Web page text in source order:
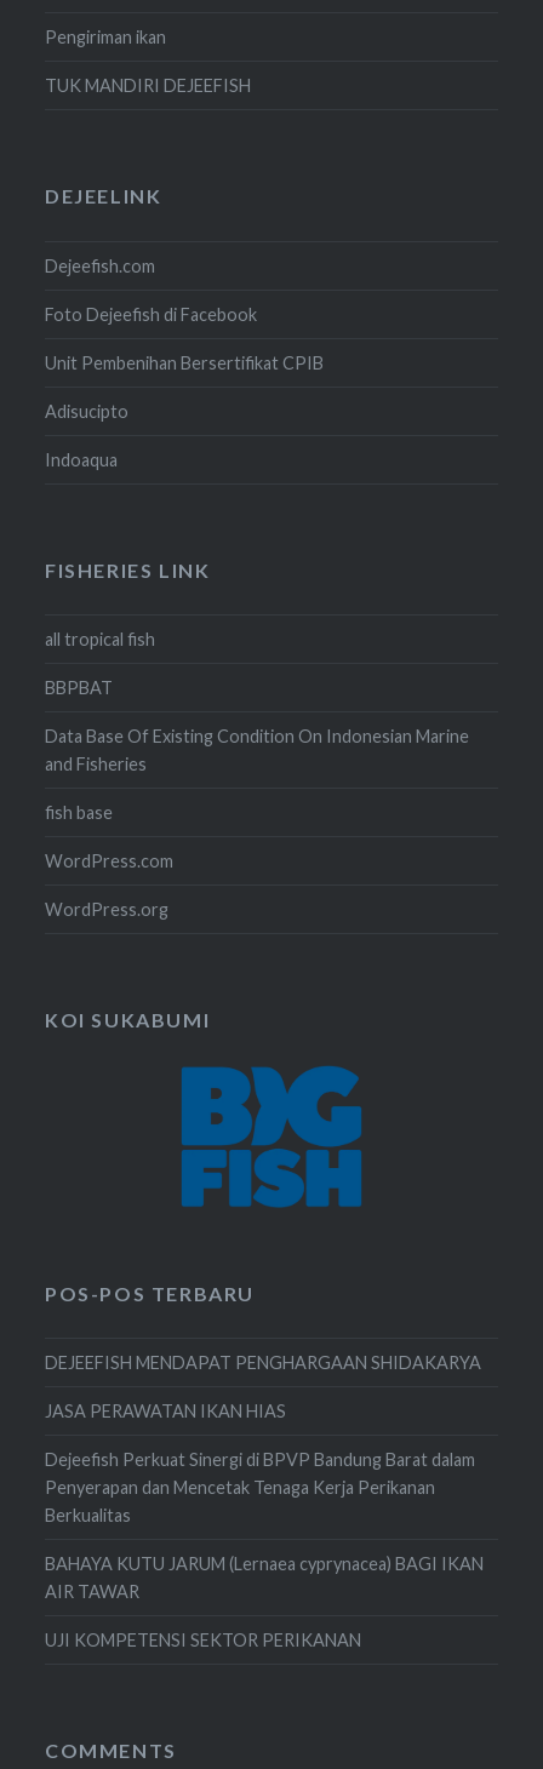
Pengiriman ikan
TUK MANDIRI DEJEEFISH
DEJEELINK
Dejeefish.com
Foto Dejeefish di Facebook
Unit Pembenihan Bersertifikat CPIB
Adisucipto
Indoaqua
FISHERIES LINK
all tropical fish
BBPBAT
Data Base Of Existing Condition On Indonesian Marine
and Fisheries
fish base
WordPress.com
WordPress.org
KOI SUKABUMI
POS-POS TERBARU
DEJEEFISH MENDAPAT PENGHARGAAN SHIDAKARYA
JASA PERAWATAN IKAN HIAS
Dejeefish Perkuat Sinergi di BPVP Bandung Barat dalam
Penyerapan dan Mencetak Tenaga Kerja Perikanan
Berkualitas
BAHAYA KUTU JARUM (Lernaea cyprynacea) BAGI IKAN
AIR TAWAR
UJI KOMPETENSI SEKTOR PERIKANAN
COMMENTS